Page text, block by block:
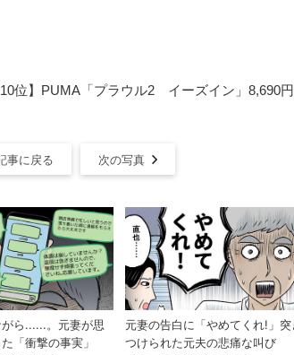
位】PUMA「プラウル2 イーズイン」8,690円
事に戻る 次の写真